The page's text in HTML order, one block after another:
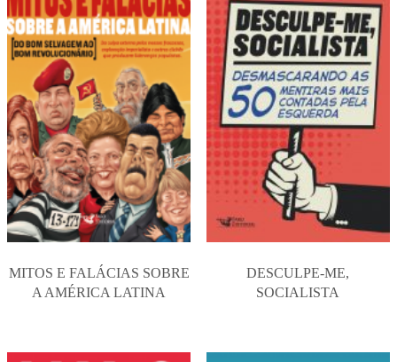
MITOS E FALÁCIAS SOBRE
A AMÉRICA LATINA
DESCULPE-ME,
SOCIALISTA